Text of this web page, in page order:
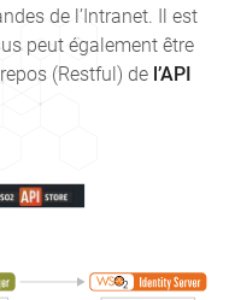
de l’Intranet. Il est
peut également être
(Restful) de l’API